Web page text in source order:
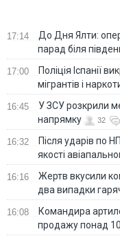
17:14
До Дня Ялти:
парад біля
17:00
Поліція Іспанії
мігрантів і
16:45
У ЗСУ розкрили
напрямку
32
16:32
Після ударів по
якості
16:16
Жертв вкусили
два випадки
16:08
Командира
продажу понад